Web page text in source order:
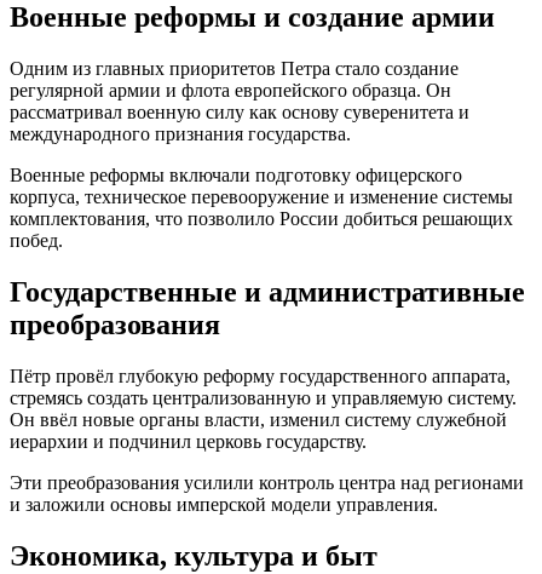
Военные реформы и создание армии
Одним из главных приоритетов Петра стало создание
регулярной армии и флота европейского образца. Он
рассматривал военную силу как основу суверенитета и
международного признания государства.
Военные реформы включали подготовку офицерского
корпуса, техническое перевооружение и изменение системы
комплектования, что позволило России добиться решающих
побед.
Государственные и административные
преобразования
Пётр провёл глубокую реформу государственного аппарата,
стремясь создать централизованную и управляемую систему.
Он ввёл новые органы власти, изменил систему служебной
иерархии и подчинил церковь государству.
Эти преобразования усилили контроль центра над регионами
и заложили основы имперской модели управления.
Экономика, культура и быт